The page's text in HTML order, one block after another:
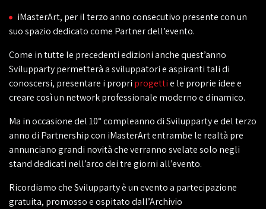
iMasterArt, per il terzo anno consecutivo presente con un
suo spazio dedicato come Partner dell’evento.
Come in tutte le precedenti edizioni anche quest’anno
Svilupparty permetterà a sviluppatori e aspiranti tali di
conoscersi, presentare i propri progettie le proprie idee e
creare così un network professionale moderno e dinamico.
Ma in occasione del 10° compleanno di Svilupparty e del terzo
anno di Partnership con iMasterArt entrambe le realtà pre
annunciano grandi novità che verranno svelate solo negli
stand dedicati nell’arco dei tre giorni all’evento.
Ricordiamo che Svilupparty è un evento a partecipazione
gratuita, promosso e ospitato dall’Archivio